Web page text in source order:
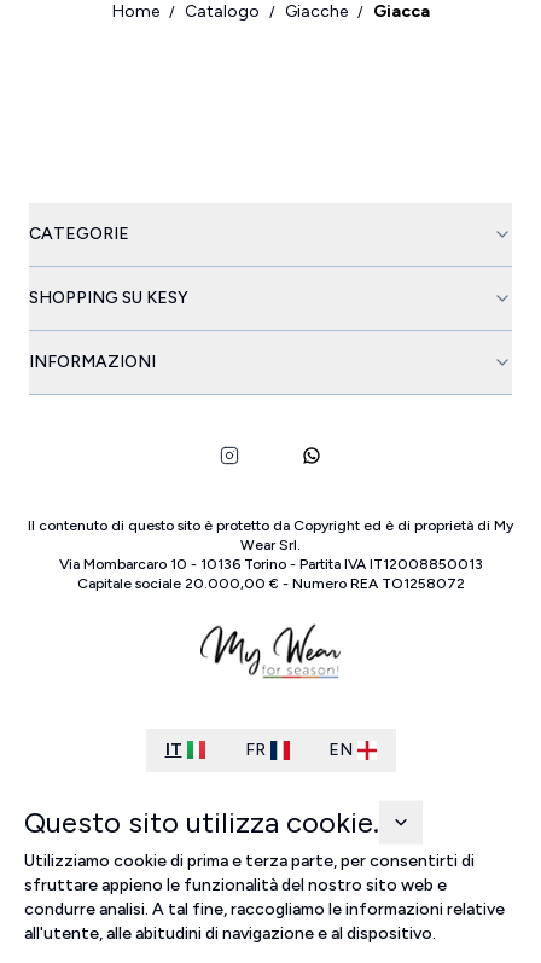
Home / Catalogo / Giacche / Giacca
CATEGORIE
SHOPPING SU KESY
INFORMAZIONI
Il contenuto di questo sito è protetto da Copyright ed è di proprietà di My
Wear Srl.
Via Mombarcaro 10 - 10136 Torino- Partita IVA IT12008850013
Capitale sociale 20.000,00 € - Numero REA TO1258072
IT FR EN
Questo sito utilizza cookie.
Utilizziamo cookie di prima e terza parte, per consentirti di
sfruttare appieno le funzionalità del nostro sito web e
condurre analisi. A tal fine, raccogliamo le informazioni relative
all'utente, alle abitudini di navigazione e al dispositivo.